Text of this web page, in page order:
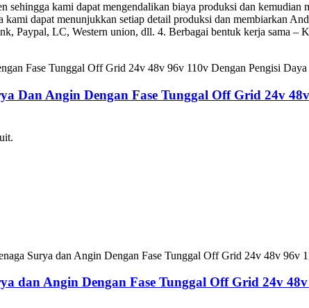
kami dapat mengendalikan biaya produksi dan kemudian
dapat menunjukkan setiap detail produksi dan membiarkan
Paypal, LC, Western union, dll. 4. Berbagai bentuk kerja sama –
Dan Angin Dengan Fase Tunggal Off Grid 24v
dan Angin Dengan Fase Tunggal Off Grid 24v